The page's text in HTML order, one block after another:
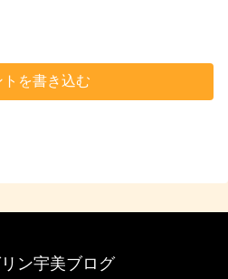
トを書き込む
ン宇美ブログ